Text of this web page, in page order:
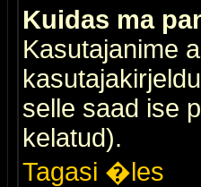
Kuidas ma
Kasutajanime
selle saad ise
kelatud).
Tagasi �les